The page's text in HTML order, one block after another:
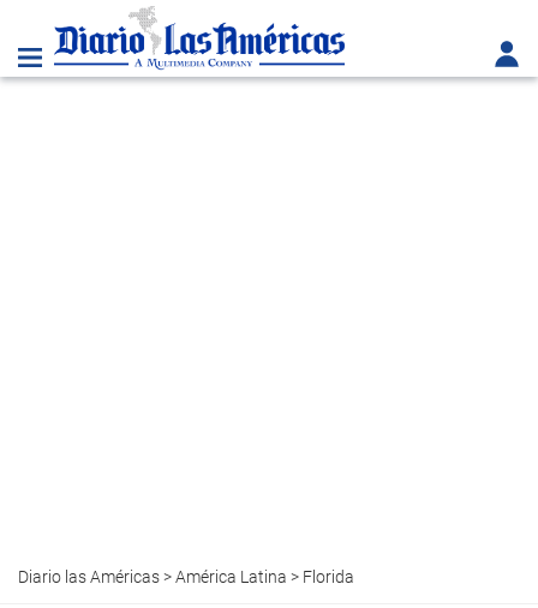
Diario las Américas>América Latina > Florida